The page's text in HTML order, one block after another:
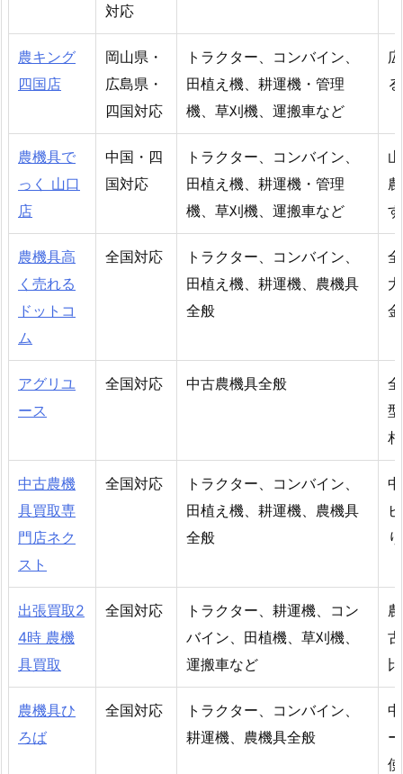
対応
農キング
四国店
岡山県・
広島県・
四国対応
トラクター、コンバイン、
田植え機、耕運機・管理
機、草刈機、運搬車など
農機具で
っく 山口
店
中国・四
国対応
トラクター、コンバイン、
田植え機、耕運機・管理
機、草刈機、運搬車など
農機具高
く売れる
ドットコ
ム
全国対応
トラクター、コンバイン、
田植え機、耕運機、農機具
全般
アグリユ
ース
全国対応 中古農機具全般
中古農機
具買取専
門店ネク
スト
全国対応
トラクター、コンバイン、
田植え機、耕運機、農機具
全般
出張買取2
4時 農機
具買取
全国対応
トラクター、耕運機、コン
バイン、田植機、草刈機、
運搬車など
農機具ひ
ろば
全国対応
トラクター、コンバイン、
耕運機、農機具全般